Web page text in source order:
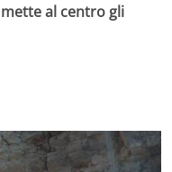
al centro gli